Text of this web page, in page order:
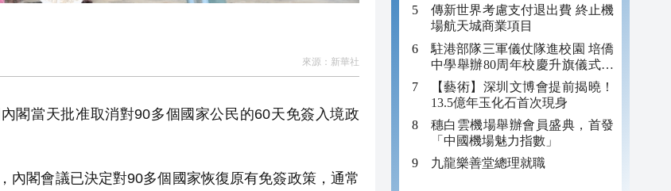
來源： 新華社
閣當天批准取消對90多個國家公民的60天免簽入境政
閣會議已決定對90多個國家恢復原有免簽政策，通常
傳新世界考慮支付退出費 終止機
場航天城商業項目
駐港部隊三軍儀仗隊進校園 培僑
中學舉辦80周年校慶升旗儀式暨
國防教育活動
【藝術】深圳文博會提前揭曉！
13.5億年玉化石首次現身
穗白雲機場舉辦會員盛典，首發
「中國機場魅力指數」
九龍樂善堂總理就職